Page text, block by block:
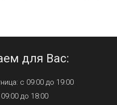
для Вас:
с 09:00 до 19:00
до 18:00